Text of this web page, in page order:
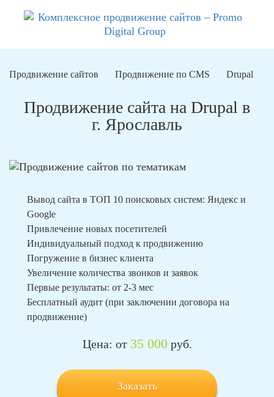
Продвижение сайтов Продвижение по CMS Drupal
Продвижение сайта на Drupal в
г. Ярославль
Вывод сайта в ТОП 10 поисковых систем: Яндекс и
Google
Привлечение новых посетителей
Индивидуальный подход к продвижению
Погружение в бизнес клиента
Увеличение количества звонков и заявок
Первые результаты: от 2-3 мес
Бесплатный аудит (при заключении договора на
продвижение)
Цена: от 35 000руб.
Заказать